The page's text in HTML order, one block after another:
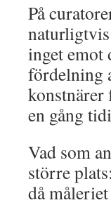
På
inget emot
fördelning
konstnärer
en gång
Vad som
större
då